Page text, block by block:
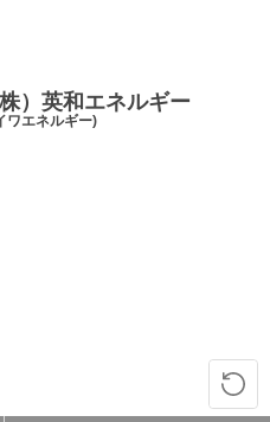
）英和エネルギー
ワエネルギー)